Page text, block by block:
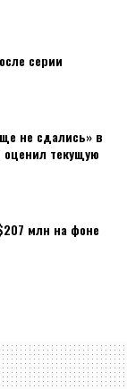
серии
не сдались» в
текущую
млн на фоне